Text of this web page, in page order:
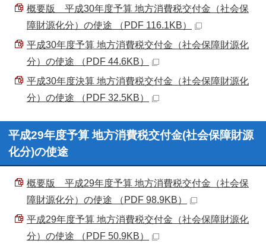
概要版 平成30年度予算 地方消費税交付金（社会保
障財源化分）の使途 （PDF 116.1KB）
平成30年度予算 地方消費税交付金（社会保障財源化
分）の使途 （PDF 44.6KB）
平成30年度決算 地方消費税交付金（社会保障財源化
分）の使途 （PDF 32.5KB）
平成29年度予算 地方消費税交付金(社会保障財源
化分)の使途
概要版 平成29年度予算 地方消費税交付金（社会保
障財源化分）の使途 （PDF 98.9KB）
平成29年度予算 地方消費税交付金（社会保障財源化
分）の使途 （PDF 50.9KB）